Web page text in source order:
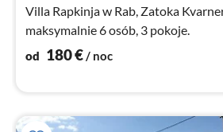
Villa Rapkinja w Rab, Zatoka
maksymalnie 6 osób, 3 pokoje.
od 180€/ noc